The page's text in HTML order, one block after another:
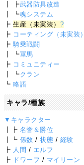
┃ ┣武器防具改造
┃ ┗魂システム
┣生産（未実装） ?
┣ コーティング（未実装）
┣騎乗戦闘
┃ ┗軍馬
┣ コミュニティー
┃ ┗クラン
┗略語
キャラ/種族
▼キャラクター
┃┣ 名誉＆爵位
┃┗ 係数 /状態 / 経験
┣ 人間 / エルフ
┣ ドワーフ / マイリーン